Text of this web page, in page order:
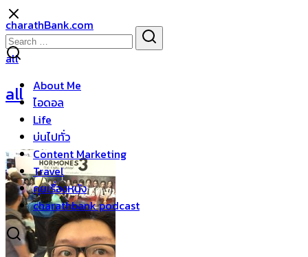
Skip
to
content
charathBank.com
About Me
ไอดอล
Life
บ่นไปทั่ว
Content Marketing
Travel
คุยเรื่องหนัง
charathbank podcast
Search
for:
all
all